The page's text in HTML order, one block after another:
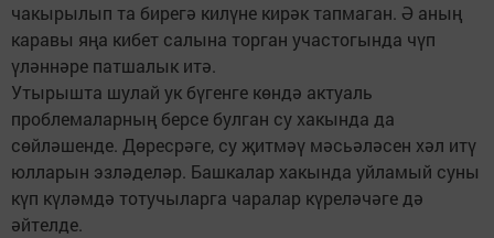
чакырылып та бирегә килүне кирәк тапмаган. Ә аның
каравы яңа кибет салына торган участогында чүп
үләннәре патшалык итә.
Утырышта шулай ук бүгенге көндә актуаль
проблемаларның берсе булган су хакында да
сөйләшенде. Дөресрәге, су җитмәү мәсьәләсен хәл итү
юлларын эзләделәр. Башкалар хакында уйламый суны
күп күләмдә тотучыларга чаралар күреләчәге дә
әйтелде.